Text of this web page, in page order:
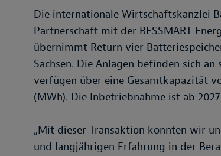
Die internationale Wirtschaftskanzlei
Partnerschaft mit der BESSMART
übernimmt Return vier
Sachsen. Die Anlagen befinden sich
verfügen über eine Gesamtkapazität
(MWh). Die Inbetriebnahme ist ab
„Mit dieser Transaktion konnten wir
und langjährigen Erfahrung in der